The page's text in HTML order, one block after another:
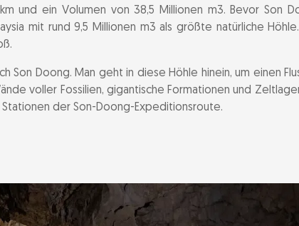
und ein Volumen von 38,5 Millionen m3. Bevor Son
mit rund 9,5 Millionen m3 als größte natürliche
Son Doong. Man geht in diese Höhle hinein, um einen
voller Fossilien, gigantische Formationen und
der Son-Doong-Expeditionsroute.